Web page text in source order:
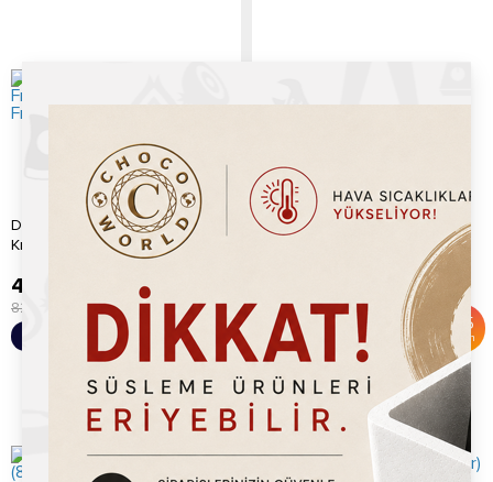
Dubai Çikolatası Antep Fıstık
Kreması (10% Antep Fıstık) 80...
%
İndirim
495.00
820.00
Bubble Gum Waffle Sosu
%45
İndirim
325.00TL
Sepete Ekle